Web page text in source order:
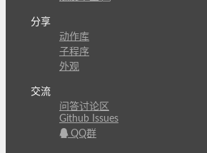
分享
动作库
子程序
外观
交流
问答讨论区
Github Issues
QQ群